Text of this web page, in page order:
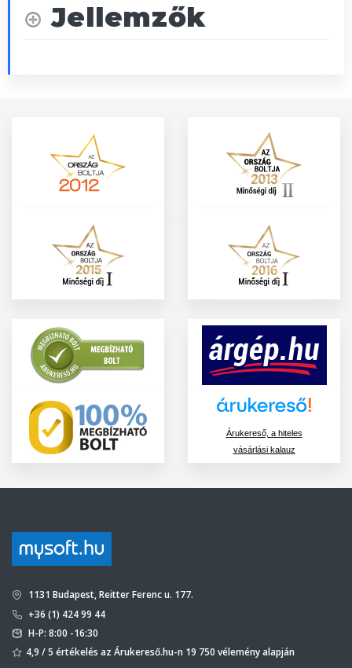
Jellemzők
Árukereső, a hiteles
vásárlási kalauz
1131 Budapest, Reitter Ferenc u. 177.
+36 (1) 424 99 44
H-P: 8:00 -16:30
4,9 / 5 értékelés az Árukereső.hu-n 19 750 vélemény alapján